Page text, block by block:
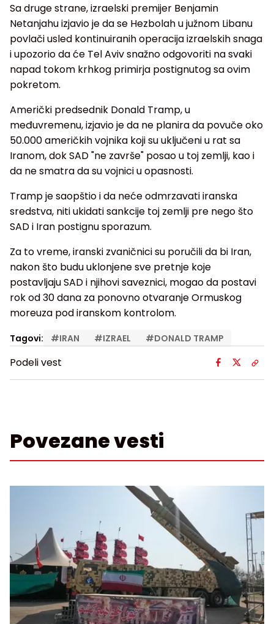
Sa druge strane, izraelski premijer Benjamin
Netanjahu izjavio je da se Hezbolah u južnom Libanu
povlači usled kontinuiranih operacija izraelskih snaga
i upozorio da će Tel Aviv snažno odgovoriti na svaki
napad tokom krhkog primirja postignutog sa ovim
pokretom.
Američki predsednik Donald Tramp, u
međuvremenu, izjavio je da ne planira da povuče oko
50.000 američkih vojnika koji su uključeni u rat sa
Iranom, dok SAD "ne završe" posao u toj zemlji, kao i
da ne smatra da su vojnici u opasnosti.
Tramp je saopštio i da neće odmrzavati iranska
sredstva, niti ukidati sankcije toj zemlji pre nego što
SAD i Iran postignu sporazum.
Za to vreme, iranski zvaničnici su poručili da bi Iran,
nakon što budu uklonjene sve pretnje koje
postavljaju SAD i njihovi saveznici, mogao da postavi
rok od 30 dana za ponovno otvaranje Ormuskog
moreuza pod iranskom kontrolom.
Tagovi: #IRAN #IZRAEL #DONALD TRAMP
Podeli vest
Povezane vesti